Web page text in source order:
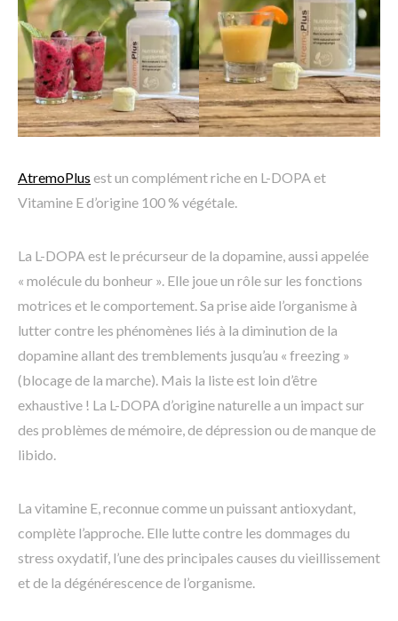
AtremoPlus est un complément riche en L-DOPA et
Vitamine E d’origine 100 % végétale.
La L-DOPA est le précurseur de la dopamine, aussi appelée
« molécule du bonheur ». Elle joue un rôle sur les fonctions
motrices et le comportement. Sa prise aide l’organisme à
lutter contre les phénomènes liés à la diminution de la
dopamine allant des tremblements jusqu’au « freezing »
(blocage de la marche). Mais la liste est loin d’être
exhaustive ! La L-DOPA d’origine naturelle a un impact sur
des problèmes de mémoire, de dépression ou de manque de
libido.
La vitamine E, reconnue comme un puissant antioxydant,
complète l’approche. Elle lutte contre les dommages du
stress oxydatif, l’une des principales causes du vieillissement
et de la dégénérescence de l’organisme.